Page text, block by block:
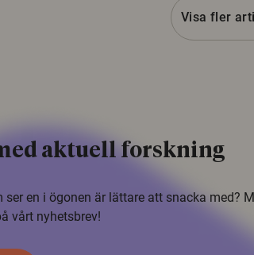
Visa fler
aktuell forskning
en i ögonen är lättare att snacka med?
vårt nyhetsbrev!